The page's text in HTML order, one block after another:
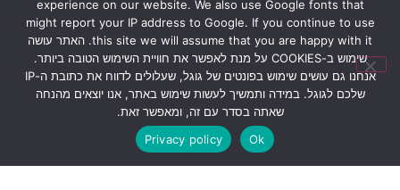
experience on our website. We also use Google fonts that
might report your IP address to Google. If you continue to use
this site we will assume that you are happy with it. האתר עושה
שימוש ב-COOKIES על מנת לאפשר את חוויית השימוש הטובה ביותר.
אנחנו גם עושים שימוש בפונטים של גוגל, שעלולים לדווח את כתובת ה-IP
שלכם לגוגל. במידה ותמשיך לעשות שימוש באתר, אנו יוצאים מהנחה
שאתה בסדר עם זה, ומאפשר זאת.
Ok
Privacy policy